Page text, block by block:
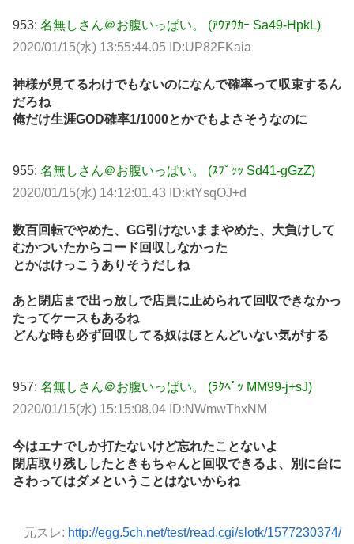
953: 名無しさん＠お腹いっぱい。 (ｱｳｱｳｶｰ Sa49-HpkL)
2020/01/15(水) 13:55:44.05 ID:UP82FKaia
神様が見てるわけでもないのになんで確率って収束するん
だろね
俺だけ生涯GOD確率1/1000とかでもよさそうなのに
955: 名無しさん＠お腹いっぱい。 (ｽﾌﾟｯｯ Sd41-gGzZ)
2020/01/15(水) 14:12:01.43 ID:ktYsqOJ+d
数百回転でやめた、GG引けないままやめた、大負けして
むかついたからコード回収しなかった
とかはけっこうありそうだしね
あと閉店まで出っ放しで店員に止められて回収できなかっ
たってケースもあるね
どんな時も必ず回収してる奴はほとんどいない気がする
957: 名無しさん＠お腹いっぱい。 (ﾗｸﾍﾟｯ MM99-j+sJ)
2020/01/15(水) 15:15:08.04 ID:NWmwThxNM
今はエナでしか打たないけど忘れたことないよ
閉店取り残ししたときもちゃんと回収できるよ、別に台に
さわってはダメということはないからね
元スレ: http://egg.5ch.net/test/read.cgi/slotk/1577230374/